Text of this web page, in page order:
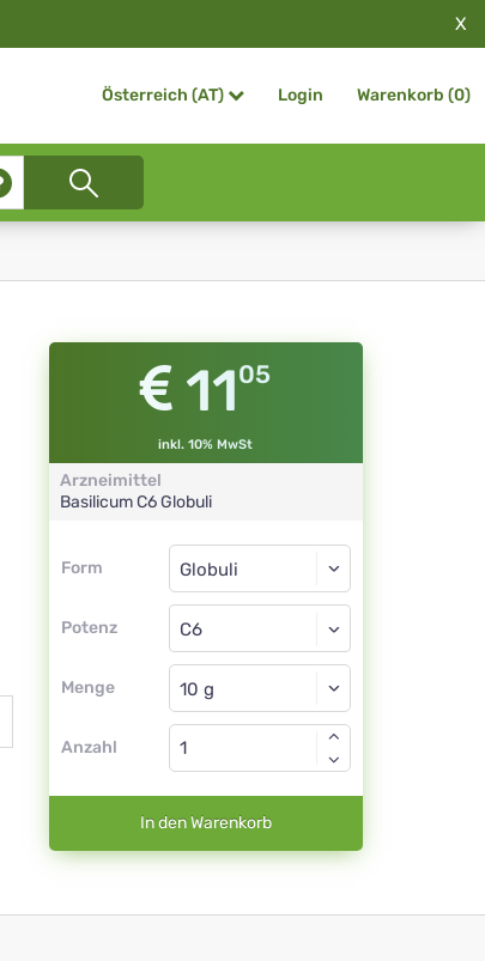
X
Österreich (AT) Login Warenkorb (0)
1105
inkl. 10% MwSt
Arzneimittel
BasilicumC6 Globuli
Form
Form
Potenz
Globuli
C6
Menge
Globuli
Anzahl
In den Warenkorb